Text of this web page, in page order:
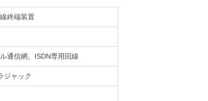
終端装置
通信網、ISDN専用回線
ジャック